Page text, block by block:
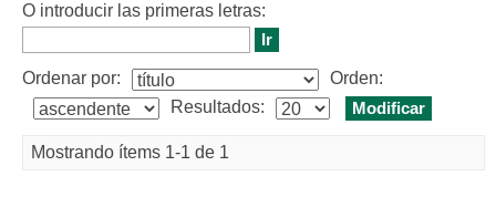
O introducir las primeras letras:
Ordenar por:
Orden:
Resultados:
Mostrando ítems 1-1 de 1